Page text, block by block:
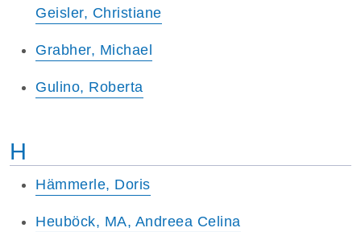
Geisler, Christiane
Grabher, Michael
Gulino, Roberta
H
Hämmerle, Doris
Heuböck, MA, Andreea Celina